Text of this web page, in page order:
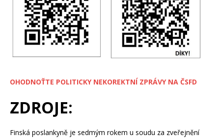
OHODNOŤTE POLITICKY NEKOREKTNÍ ZPRÁVY NA ČSFD
ZDROJE:
Finská poslankyně je sedmým rokem u soudu za zveřejnění